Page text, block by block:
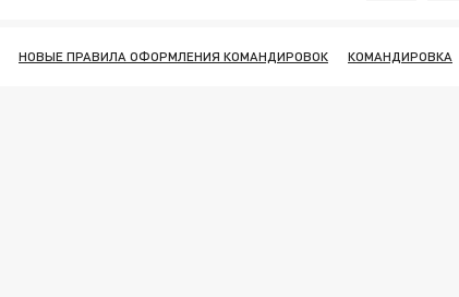
НОВЫЕ ПРАВИЛА ОФОРМЛЕНИЯ КОМАНДИРОВОК КОМАНДИРОВКА